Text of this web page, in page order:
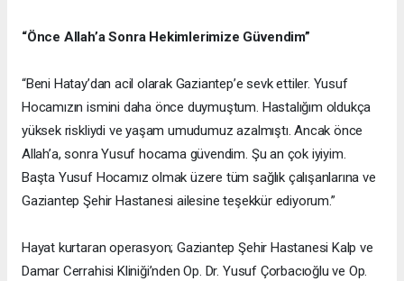
“Önce Allah’a Sonra Hekimlerimize Güvendim”
“Beni Hatay’dan acil olarak Gaziantep’e sevk ettiler. Yusuf
Hocamızın ismini daha önce duymuştum. Hastalığım oldukça
yüksek riskliydi ve yaşam umudumuz azalmıştı. Ancak önce
Allah’a, sonra Yusuf hocama güvendim. Şu an çok iyiyim.
Başta Yusuf Hocamız olmak üzere tüm sağlık çalışanlarına ve
Gaziantep Şehir Hastanesi ailesine teşekkür ediyorum.”
Hayat kurtaran operasyon; Gaziantep Şehir Hastanesi Kalp ve
Damar Cerrahisi Kliniği’nden Op. Dr. Yusuf Çorbacıoğlu ve Op.